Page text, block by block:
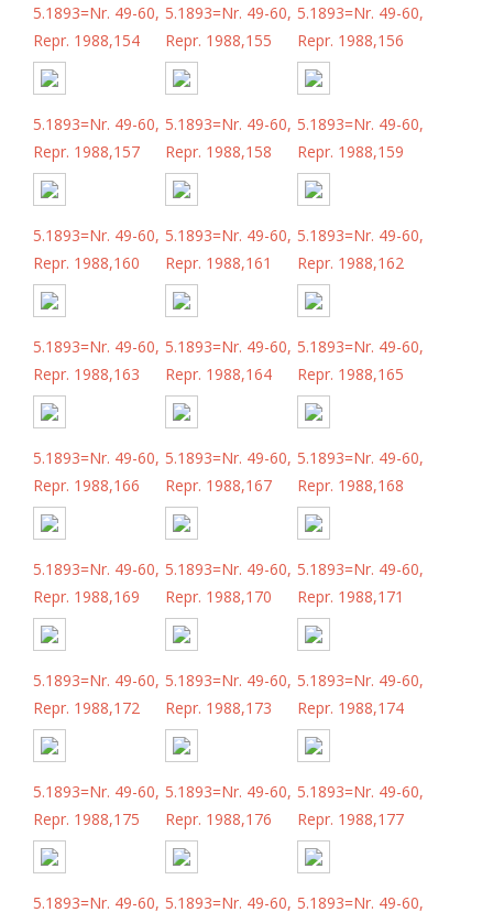
5.1893=Nr. 49-60,
Repr. 1988,154
5.1893=Nr. 49-60,
Repr. 1988,155
5.1893=Nr. 49-60,
Repr. 1988,156
5.1893=Nr. 49-60,
Repr. 1988,157
5.1893=Nr. 49-60,
Repr. 1988,158
5.1893=Nr. 49-60,
Repr. 1988,159
5.1893=Nr. 49-60,
Repr. 1988,160
5.1893=Nr. 49-60,
Repr. 1988,161
5.1893=Nr. 49-60,
Repr. 1988,162
5.1893=Nr. 49-60,
Repr. 1988,163
5.1893=Nr. 49-60,
Repr. 1988,164
5.1893=Nr. 49-60,
Repr. 1988,165
5.1893=Nr. 49-60,
Repr. 1988,166
5.1893=Nr. 49-60,
Repr. 1988,167
5.1893=Nr. 49-60,
Repr. 1988,168
5.1893=Nr. 49-60,
Repr. 1988,169
5.1893=Nr. 49-60,
Repr. 1988,170
5.1893=Nr. 49-60,
Repr. 1988,171
5.1893=Nr. 49-60,
Repr. 1988,172
5.1893=Nr. 49-60,
Repr. 1988,173
5.1893=Nr. 49-60,
Repr. 1988,174
5.1893=Nr. 49-60,
Repr. 1988,175
5.1893=Nr. 49-60,
Repr. 1988,176
5.1893=Nr. 49-60,
Repr. 1988,177
5.1893=Nr. 49-60, 5.1893=Nr. 49-60, 5.1893=Nr. 49-60,